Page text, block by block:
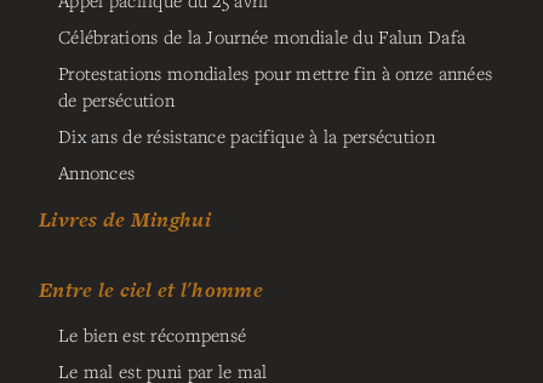
Célébrations de la Journée mondiale du Falun Dafa
Protestations mondiales pour mettre fin à onze années
de persécution
Dix ans de résistance pacifique à la persécution
Annonces
Livres de Minghui
Entre le ciel et l'homme
Le bien est récompensé
Le mal est puni par le mal